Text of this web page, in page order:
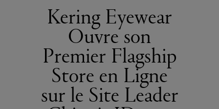
Kering Eyewear
Ouvre son
Premier Flagship
Store en Ligne
sur le Site Leader